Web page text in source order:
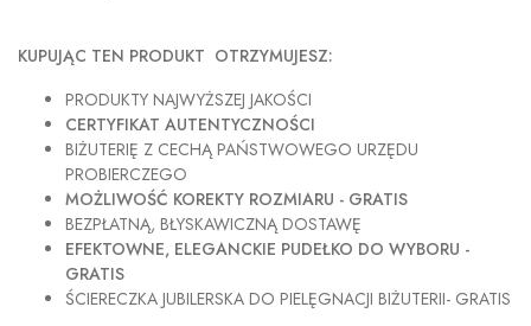
KUPUJĄC TEN PRODUKT OTRZYMUJESZ:
PRODUKTY NAJWYŻSZEJ JAKOŚCI
CERTYFIKAT AUTENTYCZNOŚCI
BIŻUTERIĘ Z CECHĄ PAŃSTWOWEGO URZĘDU
PROBIERCZEGO
MOŻLIWOŚĆ KOREKTY ROZMIARU - GRATIS
BEZPŁATNĄ, BŁYSKAWICZNĄ DOSTAWĘ
EFEKTOWNE, ELEGANCKIE PUDEŁKO DO WYBORU -
GRATIS
ŚCIERECZKA JUBILERSKA DO PIELĘGNACJI BIŻUTERII- GRATIS